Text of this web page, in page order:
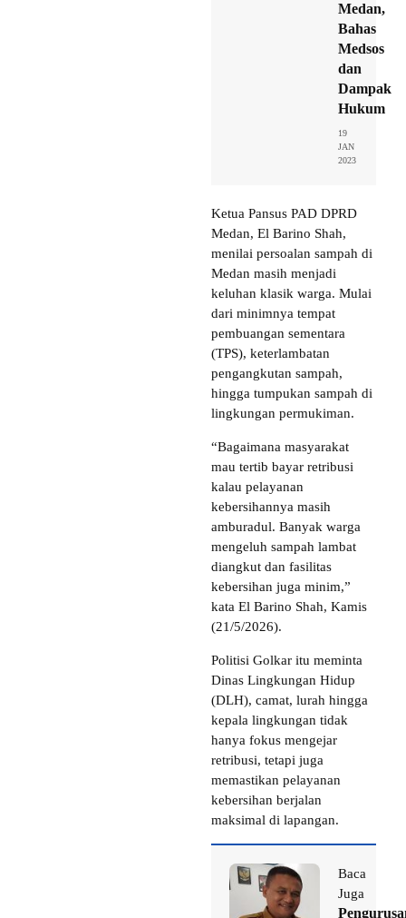
Medan,
Bahas
Medsos
dan
Dampak
Hukum
19
JAN
2023
Ketua Pansus PAD DPRD
Medan, El Barino Shah,
menilai persoalan sampah di
Medan masih menjadi
keluhan klasik warga. Mulai
dari minimnya tempat
pembuangan sementara
(TPS), keterlambatan
pengangkutan sampah,
hingga tumpukan sampah di
lingkungan permukiman.
“Bagaimana masyarakat
mau tertib bayar retribusi
kalau pelayanan
kebersihannya masih
amburadul. Banyak warga
mengeluh sampah lambat
diangkut dan fasilitas
kebersihan juga minim,”
kata El Barino Shah, Kamis
(21/5/2026).
Politisi Golkar itu meminta
Dinas Lingkungan Hidup
(DLH), camat, lurah hingga
kepala lingkungan tidak
hanya fokus mengejar
retribusi, tetapi juga
memastikan pelayanan
kebersihan berjalan
maksimal di lapangan.
Baca
Juga